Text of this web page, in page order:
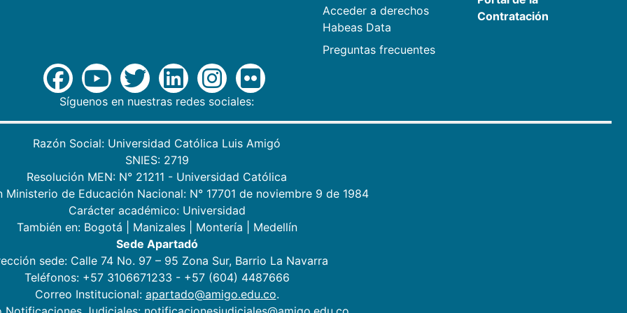
Acceder a derechos
Habeas Data
Preguntas frecuentes
Contratación
Síguenos en nuestras redes sociales:
Razón Social: Universidad Católica Luis Amigó
SNIES: 2719
Resolución MEN: N° 21211 - Universidad Católica
Ministerio de Educación Nacional: N° 17701 de noviembre 9 de 1984
Carácter académico: Universidad
También en: Bogotá Manizales| Montería
Medellín
Sede Apartadó
sede: Calle 74 No. 97 – 95 Zona Sur, Barrio La Navarra
Teléfonos: +57 3106671233 - +57 (604) 4487666
Correo Institucional: apartado@amigo.edu.co.